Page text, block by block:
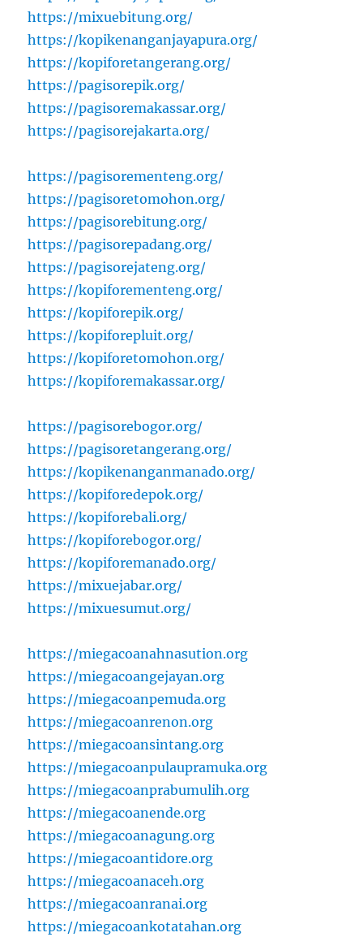
https://mixuebitung.org/
https://kopikenanganjayapura.org/
https://kopiforetangerang.org/
https://pagisorepik.org/
https://pagisoremakassar.org/
https://pagisorejakarta.org/
https://pagisorementeng.org/
https://pagisoretomohon.org/
https://pagisorebitung.org/
https://pagisorepadang.org/
https://pagisorejateng.org/
https://kopiforementeng.org/
https://kopiforepik.org/
https://kopiforepluit.org/
https://kopiforetomohon.org/
https://kopiforemakassar.org/
https://pagisorebogor.org/
https://pagisoretangerang.org/
https://kopikenanganmanado.org/
https://kopiforedepok.org/
https://kopiforebali.org/
https://kopiforebogor.org/
https://kopiforemanado.org/
https://mixuejabar.org/
https://mixuesumut.org/
https://miegacoanahnasution.org
https://miegacoangejayan.org
https://miegacoanpemuda.org
https://miegacoanrenon.org
https://miegacoansintang.org
https://miegacoanpulaupramuka.org
https://miegacoanprabumulih.org
https://miegacoanende.org
https://miegacoanagung.org
https://miegacoantidore.org
https://miegacoanaceh.org
https://miegacoanranai.org
https://miegacoankotatahan.org